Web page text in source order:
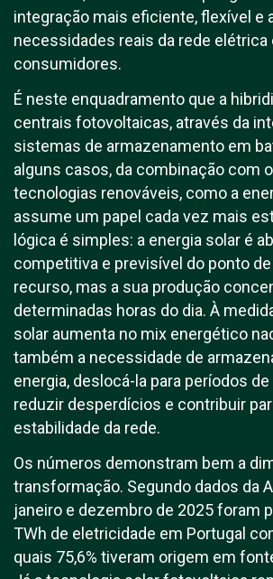
integração mais eficiente, flexível e
necessidades reais da rede elétrica
consumidores.
É neste enquadramento que a
centrais fotovoltaicas, através da
sistemas de armazenamento em
alguns casos, da combinação com
tecnologias renováveis, como a
assume um papel cada vez mais
lógica é simples: a energia solar é
competitiva e previsível do ponto
recurso, mas a sua produção
determinadas horas do dia. À
solar aumenta no mix energético
também a necessidade de
energia, deslocá-la para períodos
reduzir desperdícios e contribuir
estabilidade da rede.
Os números demonstram bem a
transformação. Segundo dados da
janeiro e dezembro de 2025 foram
TWh de eletricidade em Portugal
quais 75,6% tiveram origem em